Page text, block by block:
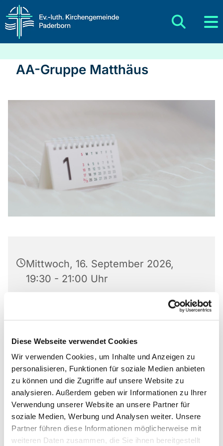
Diese Webseite verwendet Cookies
Wir verwenden Cookies, um Inhalte und Anzeigen zu
personalisieren, Funktionen für soziale Medien anbieten
zu können und die Zugriffe auf unsere Website zu
analysieren. Außerdem geben wir Informationen zu Ihrer
Verwendung unserer Website an unsere Partner für
soziale Medien, Werbung und Analysen weiter. Unsere
Partner führen diese Informationen möglicherweise mit
weiteren Daten zusammen, die Sie ihnen bereitgestellt
AA-Gruppe Matthäus
Mittwoch, 16. September 2026,
19:30 - 21:00 Uhr
Matthäus-Kirche, Rotheweg 63,
33102 Paderborn
Anmeldung bei 0176 519 101 10
Gruppe von Anonymen Alkoholikern und
Alkoholikerinnen
Anmeldung bei 0176 519 101 10